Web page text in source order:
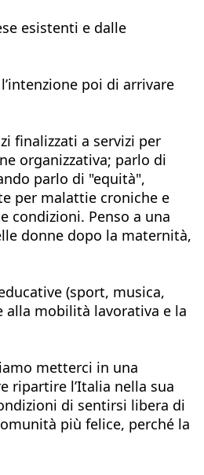
esistenti e dalle
poi di arrivare
finalizzati a servizi per
organizzativa; parlo di
parlo di "equità",
per malattie croniche e
condizioni. Penso a una
donne dopo la maternità,
(sport, musica,
alla mobilità lavorativa e la
metterci in una
ripartire l’Italia nella sua
di sentirsi libera di
più felice, perché la